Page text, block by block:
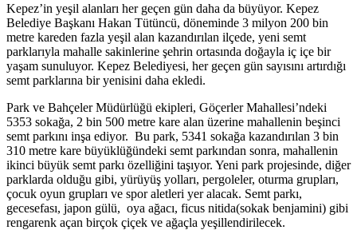
Kepez’in yeşil alanları her geçen gün daha da büyüyor. Kepez
Belediye Başkanı Hakan Tütüncü, döneminde 3 milyon 200 bin
metre kareden fazla yeşil alan kazandırılan ilçede, yeni semt
parklarıyla mahalle sakinlerine şehrin ortasında doğayla iç içe bir
yaşam sunuluyor. Kepez Belediyesi, her geçen gün sayısını artırdığı
semt parklarına bir yenisini daha ekledi.
Park ve Bahçeler Müdürlüğü ekipleri, Göçerler Mahallesi’ndeki
5353 sokağa, 2 bin 500 metre kare alan üzerine mahallenin beşinci
semt parkını inşa ediyor. Bu park, 5341 sokağa kazandırılan 3 bin
310 metre kare büyüklüğündeki semt parkından sonra, mahallenin
ikinci büyük semt parkı özelliğini taşıyor. Yeni park projesinde, diğer
parklarda olduğu gibi, yürüyüş yolları, pergoleler, oturma grupları,
çocuk oyun grupları ve spor aletleri yer alacak. Semt parkı,
gecesefası, japon gülü, oya ağacı, ficus nitida(sokak benjamini) gibi
rengarenk açan birçok çiçek ve ağaçla yeşillendirilecek.